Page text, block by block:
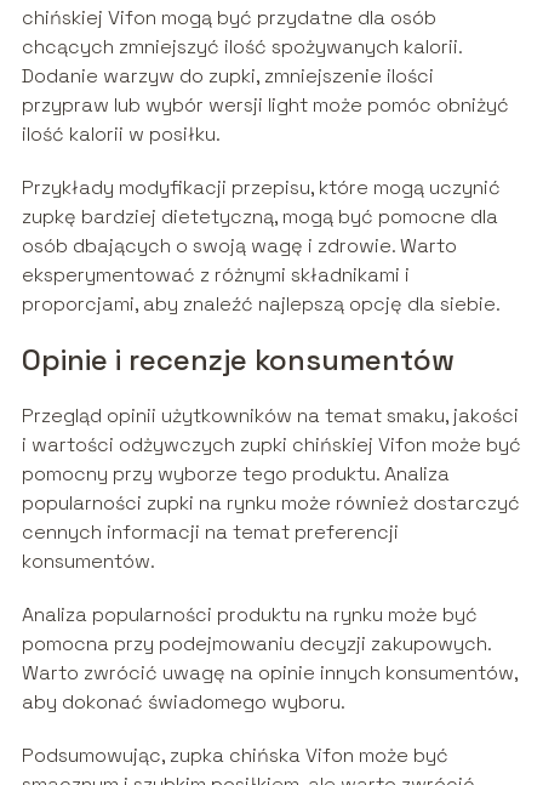
chińskiej Vifon mogą być przydatne dla osób
chcących zmniejszyć ilość spożywanych kalorii.
Dodanie warzyw do zupki, zmniejszenie ilości
przypraw lub wybór wersji light może pomóc obniżyć
ilość kalorii w posiłku.
Przykłady modyfikacji przepisu, które mogą uczynić
zupkę bardziej dietetyczną, mogą być pomocne dla
osób dbających o swoją wagę i zdrowie. Warto
eksperymentować z różnymi składnikami i
proporcjami, aby znaleźć najlepszą opcję dla siebie.
Opinie i recenzje konsumentów
Przegląd opinii użytkowników na temat smaku, jakości
i wartości odżywczych zupki chińskiej Vifon może być
pomocny przy wyborze tego produktu. Analiza
popularności zupki na rynku może również dostarczyć
cennych informacji na temat preferencji
konsumentów.
Analiza popularności produktu na rynku może być
pomocna przy podejmowaniu decyzji zakupowych.
Warto zwrócić uwagę na opinie innych konsumentów,
aby dokonać świadomego wyboru.
Podsumowując, zupka chińska Vifon może być